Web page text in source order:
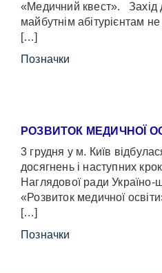
«Медичний квест». Захід
майбутнім абітурієнтам
[…]
Позначки
РОЗВИТОК МЕДИЧНОЇ
3 грудня у м. Київ
досягнень і наступних
Наглядової ради
«Розвиток медичної
[…]
Позначки